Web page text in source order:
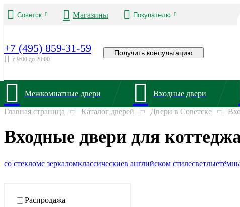
Советск Магазины Покупателю
+7 (495) 859-31-59
с 9:00 до 20:00
Получить консультацию
Межкомнатные двери Входные двери
Главная страница Каталог дверей Двери в Советске
Входные двери для
со стекломс зеркаломклассическиев английском стилесветлые
Распродажа